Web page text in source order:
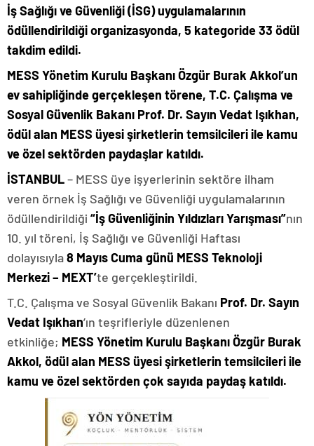
İş Sağlığı ve Güvenliği (İSG) uygulamalarının
ödüllendirildiği organizasyonda, 5 kategoride 33 ödül
takdim edildi.
MESS Yönetim Kurulu Başkanı Özgür Burak Akkol’un
ev sahipliğinde gerçekleşen törene, T.C. Çalışma ve
Sosyal Güvenlik Bakanı Prof. Dr. Sayın Vedat Işıkhan,
ödül alan MESS üyesi şirketlerin temsilcileri ile kamu
ve özel sektörden paydaşlar katıldı.
İSTANBUL– MESS üye işyerlerinin sektöre ilham
veren örnek İş Sağlığı ve Güvenliği uygulamalarının
ödüllendirildiği “İş Güvenliğinin Yıldızları Yarışması”nın
10. yıl töreni, İş Sağlığı ve Güvenliği Haftası
dolayısıyla8 Mayıs Cuma günü MESS Teknoloji
Merkezi – MEXT’te gerçekleştirildi.
T.C. Çalışma ve Sosyal Güvenlik Bakanı Prof. Dr. Sayın
Vedat Işıkhan’ın teşrifleriyle düzenlenen
etkinliğe; MESS Yönetim Kurulu Başkanı Özgür Burak
Akkol, ödül alan MESS üyesi şirketlerin temsilcileri ile
kamu ve özel sektörden çok sayıda paydaş katıldı.